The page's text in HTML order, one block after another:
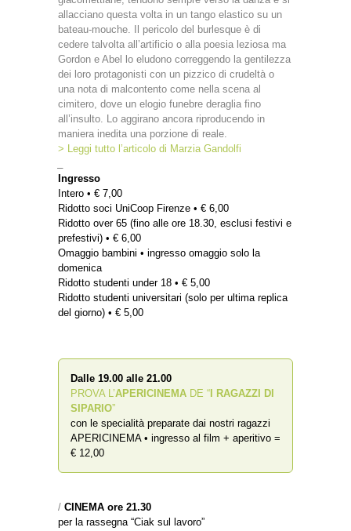
allacciano questa volta in un tango elastico su un
bateau-mouche. Il pericolo del burlesque è di
cedere talvolta all’artificio o alla poesia leziosa ma
Gordon e Abel lo eludono correggendo la gentilezza
dei loro protagonisti con un pizzico di crudeltà o
una nota di malcontento come nella scena al
cimitero, dove un elogio funebre deraglia fino
all’insulto. Lo aggirano ancora riproducendo in
maniera inedita una porzione di reale.
> Leggi tutto l’articolo di Marzia Gandolfi
Ingresso
Intero • € 7,00
Ridotto soci UniCoop Firenze • € 6,00
Ridotto over 65 (fino alle ore 18.30, esclusi festivi e
prefestivi) • € 6,00
Omaggio bambini • ingresso omaggio solo la
domenica
Ridotto studenti under 18 • € 5,00
Ridotto studenti universitari (solo per ultima replica
del giorno) • € 5,00
Dalle 19.00 alle 21.00
PROVA L’APERICINEMA DE “ I RAGAZZI DI
SIPARIO”
con le specialità preparate dai nostri ragazzi
APERICINEMA • ingresso al film + aperitivo =
€ 12,00
/ CINEMA ore 21.30
per la rassegna “Ciak sul lavoro”